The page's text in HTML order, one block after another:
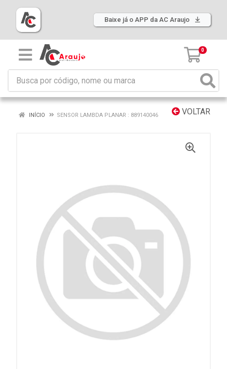
Baixe já o APP da AC Araujo
0
VOLTAR
INÍCIO SENSOR LAMBDA PLANAR : 889140046